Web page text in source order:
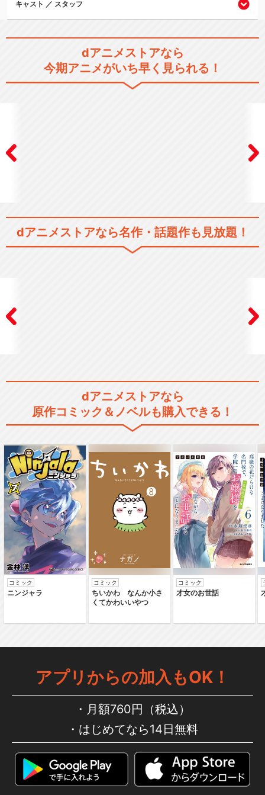
映画「文豪ストレイドッグス
舞台「文豪ストレイドッグ
ス 黒の時代」千穐楽公演
舞台「文豪ストレイドッグス
三社鼎立」千穐楽公演
舞台「文豪ストレイドッグス
序 」探偵社設立秘話
序 」太宰治の入社…
舞台「文豪ストレイドッグス
DEAD APPL…
舞台「文豪ストレイドッグス
太宰、中也、十五歳」
キャスト ／ スタッフ
dアニメストアなら
今期アニメがいち早く見られる！
dアニメストアなら名作・話題作も見放題！
dアニメストアなら
原作コミック＆ノベルも購入できる！
コミック
ニンジャラ
コミック
ちいかわ なんか小さ
くてかわいいやつ
コミック
才女のお世話
アプリからの加入もOK！
月額760円（税込）
はじめてなら14日無料